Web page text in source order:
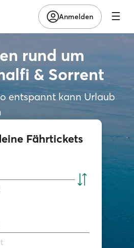
Anmelden
rund um
& Sorrent
entspannt kann Urlaub
Fährtickets